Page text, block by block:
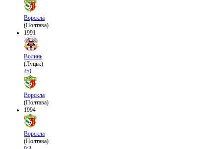
Ворскла
(Полтава)
1991
Волинь
(Луцьк)
4:0
Ворскла
(Полтава)
1994
Ворскла
(Полтава)